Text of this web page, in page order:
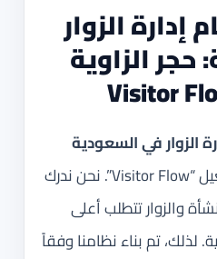
إدارة الزوار
الزاوية
الزوار في السعودية
محورياً في تصميم وتشغيل “Visitor Flow”. نحن ندرك
والزوار تتطلب أعلى
لذلك، تم بناء نظامنا وفقاً